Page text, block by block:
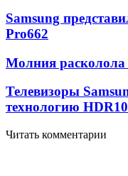
Samsung
Pro662
Молния расколола
Телевизоры
технологию
Читать комментарии